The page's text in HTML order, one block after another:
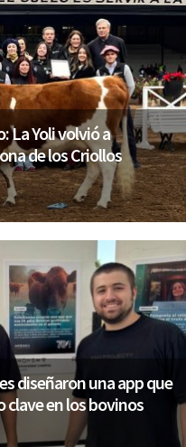
La Yoli volvió a
de los Criollos
diseñaron una app que
clave en los bovinos